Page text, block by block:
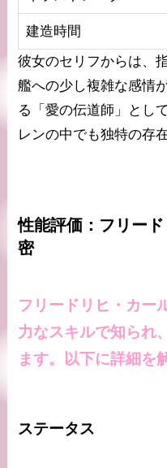
建造時間
彼女のセリフからは、
艦への少し複雑な感情
る「愛の伝道師」とし
レンの中でも独特の存
性能評価：フリー
密
フリードリヒ・カー
力なスキルで知られ
ます。以下に詳細を
ステータス